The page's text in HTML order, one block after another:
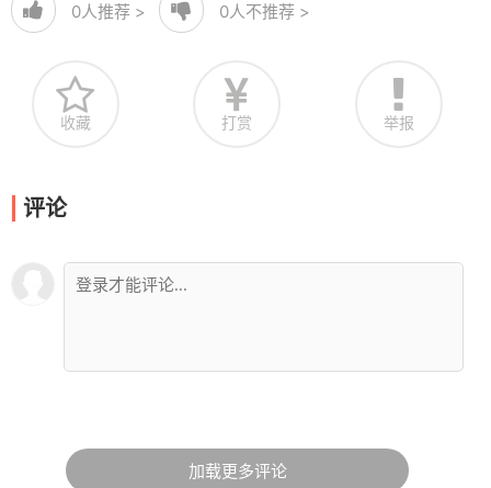
0人推荐 > 0人不推荐 >
收藏 打赏 举报
评论
加载更多评论